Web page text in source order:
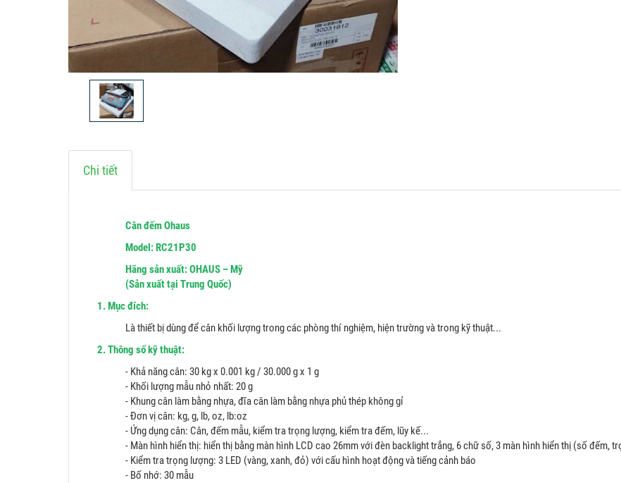
Chi tiết
Cân đếm Ohaus
Model: RC21P30
Hãng sản xuất: OHAUS – Mỹ
(Sản xuất tại Trung Quốc)
1. Mục đích:
Là thiết bị dùng để cân khối lượng trong các phòng thí nghiệm, hiện trường và trong kỹ thuật...
2. Thông số kỹ thuật:
- Khả năng cân: 30 kg x 0.001 kg / 30.000 g x 1 g
- Khối lượng mẫu nhỏ nhất: 20 g
- Khung cân làm bằng nhựa, đĩa cân làm bằng nhựa phủ thép không gỉ
- Đơn vị cân: kg, g, lb, oz, lb:oz
- Ứng dụng cân: Cân, đếm mẫu, kiểm tra trọng lượng, kiểm tra đếm, lũy kế...
- Màn hình hiển thị: hiển thị bằng màn hình LCD cao 26mm với đèn backlight trắng, 6 chữ số, 3 màn hình hiển thị (số đếm,
- Kiểm tra trọng lượng: 3 LED (vàng, xanh, đỏ) với cấu hình hoạt động và tiếng cảnh báo
- Bố nhớ: 30 mẫu